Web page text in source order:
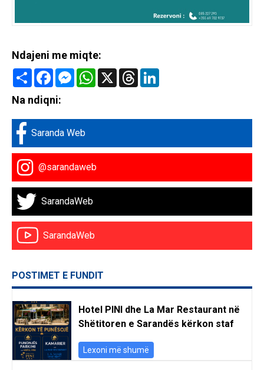
Ndajeni me miqte:
Share FacebookMessenger
WhatsApp
X Threads
Na ndiqni:
Saranda Web
@sarandaweb
SarandaWeb
SarandaWeb
POSTIMET E FUNDIT
Hotel PINI dhe La Mar Restaurant në
Shëtitoren e Sarandës kërkon staf
Lexoni më shumë